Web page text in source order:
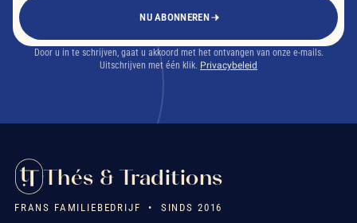
Japans theeblik
persoonlijke criteria
NU ABONNEREN
Door u in te schrijven, gaat u akkoord met het ontvangen van onze e-mails.
Uitschrijven met één klik. Privacybeleid
Thés & Traditions
FRANS FAMILIEBEDRIJF • SINDS 2016